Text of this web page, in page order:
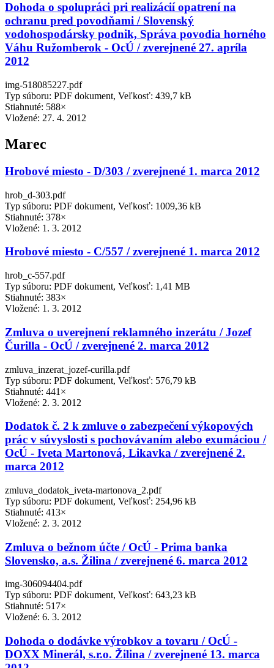
Dohoda o spolupráci pri realizácií opatrení na
ochranu pred povodňami / Slovenský
vodohospodársky podnik, Správa povodia horného
Váhu Ružomberok - OcÚ / zverejnené 27. apríla
2012
img-518085227.pdf
Typ súboru: PDF dokument, Veľkosť: 439,7 kB
Stiahnuté: 588×
Vložené: 27. 4. 2012
Marec
Hrobové miesto - D/303 / zverejnené 1. marca 2012
hrob_d-303.pdf
Typ súboru: PDF dokument, Veľkosť: 1009,36 kB
Stiahnuté: 378×
Vložené: 1. 3. 2012
Hrobové miesto - C/557 / zverejnené 1. marca 2012
hrob_c-557.pdf
Typ súboru: PDF dokument, Veľkosť: 1,41 MB
Stiahnuté: 383×
Vložené: 1. 3. 2012
Zmluva o uverejnení reklamného inzerátu / Jozef
Čurilla - OcÚ / zverejnené 2. marca 2012
zmluva_inzerat_jozef-curilla.pdf
Typ súboru: PDF dokument, Veľkosť: 576,79 kB
Stiahnuté: 441×
Vložené: 2. 3. 2012
Dodatok č. 2 k zmluve o zabezpečení výkopových
prác v súvyslosti s pochovávaním alebo exumáciou /
OcÚ - Iveta Martonová, Likavka / zverejnené 2.
marca 2012
zmluva_dodatok_iveta-martonova_2.pdf
Typ súboru: PDF dokument, Veľkosť: 254,96 kB
Stiahnuté: 413×
Vložené: 2. 3. 2012
Zmluva o bežnom účte / OcÚ - Prima banka
Slovensko, a.s. Žilina / zverejnené 6. marca 2012
img-306094404.pdf
Typ súboru: PDF dokument, Veľkosť: 643,23 kB
Stiahnuté: 517×
Vložené: 6. 3. 2012
Dohoda o dodávke výrobkov a tovaru / OcÚ -
DOXX Minerál, s.r.o. Žilina / zverejnené 13. marca